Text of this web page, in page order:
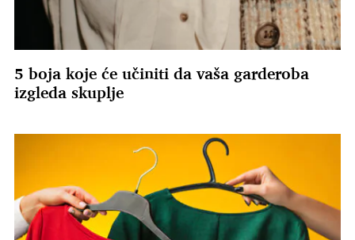
5 boja koje će učiniti da vaša garderoba
izgleda skuplje